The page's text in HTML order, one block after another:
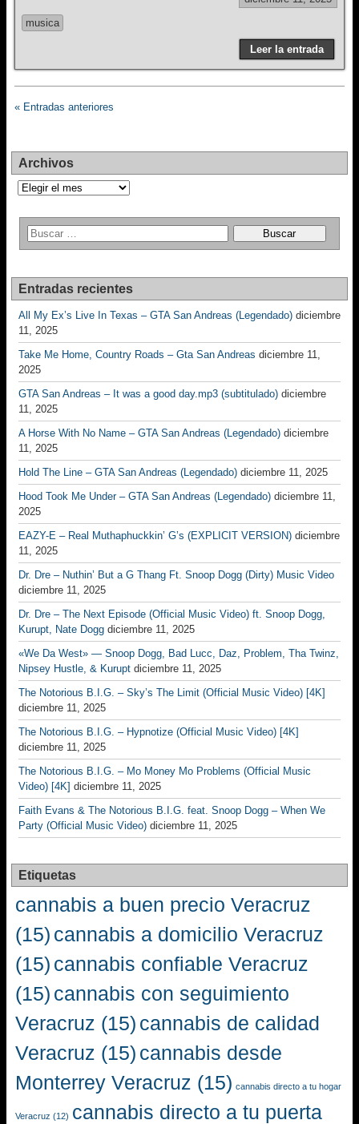
musica
Leer la entrada
« Entradas anteriores
Archivos
Archivos
Entradas recientes
All My Ex’s Live In Texas – GTA San Andreas (Legendado) diciembre
11, 2025
Take Me Home, Country Roads – Gta San Andreas diciembre 11,
2025
GTA San Andreas – It was a good day.mp3 (subtitulado) diciembre
11, 2025
A Horse With No Name – GTA San Andreas (Legendado) diciembre
11, 2025
Hold The Line – GTA San Andreas (Legendado) diciembre 11, 2025
Hood Took Me Under – GTA San Andreas (Legendado) diciembre 11,
2025
EAZY-E – Real Muthaphuckkin’ G’s (EXPLICIT VERSION) diciembre
11, 2025
Dr. Dre – Nuthin’ But a G Thang Ft. Snoop Dogg (Dirty) Music Video
diciembre 11, 2025
Dr. Dre – The Next Episode (Official Music Video) ft. Snoop Dogg,
Kurupt, Nate Dogg diciembre 11, 2025
«We Da West» — Snoop Dogg, Bad Lucc, Daz, Problem, Tha Twinz,
Nipsey Hustle, & Kurupt diciembre 11, 2025
The Notorious B.I.G. – Sky’s The Limit (Official Music Video) [4K]
diciembre 11, 2025
The Notorious B.I.G. – Hypnotize (Official Music Video) [4K]
diciembre 11, 2025
The Notorious B.I.G. – Mo Money Mo Problems (Official Music
Video) [4K] diciembre 11, 2025
Faith Evans & The Notorious B.I.G. feat. Snoop Dogg – When We
Party (Official Music Video) diciembre 11, 2025
Etiquetas
cannabis a buen precio Veracruz
(15) cannabis a domicilio Veracruz
(15) cannabis confiable Veracruz
(15) cannabis con seguimiento
Veracruz (15) cannabis de calidad
Veracruz (15) cannabis desde
Monterrey Veracruz (15) cannabis directo a tu hogar
Veracruz (12) cannabis directo a tu puerta